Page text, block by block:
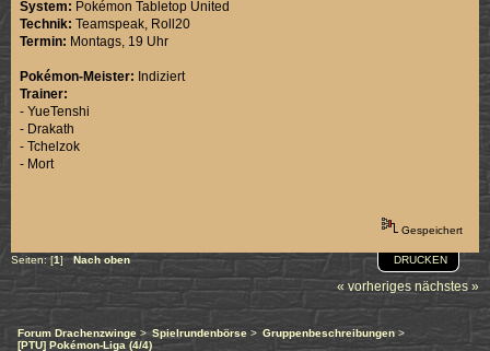
System: Pokémon Tabletop United
Technik: Teamspeak, Roll20
Termin: Montags, 19 Uhr
Pokémon-Meister: Indiziert
Trainer:
- YueTenshi
- Drakath
- Tchelzok
- Mort
Gespeichert
DRUCKEN
Seiten: [1]Nach oben
« vorheriges nächstes »
Forum Drachenzwinge > Spielrundenbörse> Gruppenbeschreibungen>
[PTU] Pokémon-Liga (4/4)